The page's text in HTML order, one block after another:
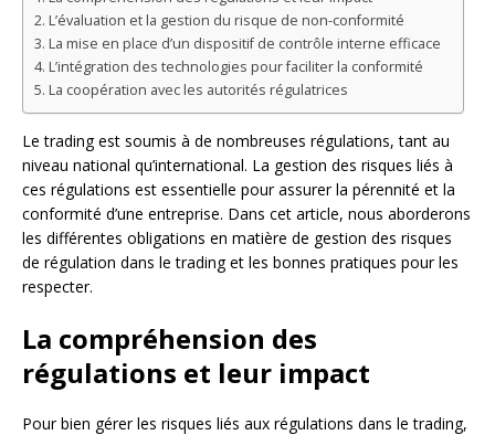
L’évaluation et la gestion du risque de non-conformité
La mise en place d’un dispositif de contrôle interne efficace
L’intégration des technologies pour faciliter la conformité
La coopération avec les autorités régulatrices
Le trading est soumis à de nombreuses régulations, tant au
niveau national qu’international. La gestion des risques liés à
ces régulations est essentielle pour assurer la pérennité et la
conformité d’une entreprise. Dans cet article, nous aborderons
les différentes obligations en matière de gestion des risques
de régulation dans le trading et les bonnes pratiques pour les
respecter.
La compréhension des
régulations et leur impact
Pour bien gérer les risques liés aux régulations dans le trading,